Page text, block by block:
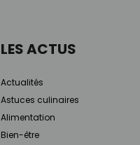
LES ACTUS
Actualités
Astuces culinaires
Alimentation
Bien-être